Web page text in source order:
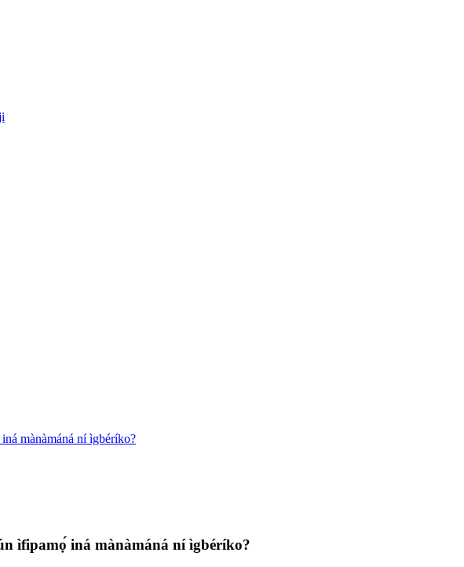
mànàmáná ní ìgbéríko?
ìfipamọ́ iná mànàmáná ní ìgbéríko?